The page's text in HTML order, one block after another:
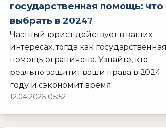
государственная помощь: что
выбрать в 2024?
Частный юрист действует в ваших
интересах, тогда как государственная
помощь ограничена. Узнайте, кто
реально защитит ваши права в 2024
году и сэкономит время.
12.04.2026 05:52